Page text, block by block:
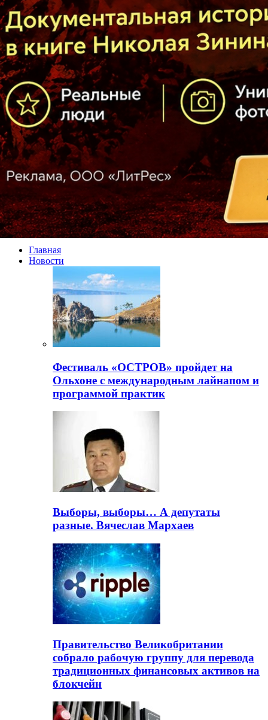
Главная
Новости
Фестиваль «ОСТРОВ» пройдет на
Ольхоне с международным лайнапом и
программой практик
Выборы, выборы… А депутаты
разные. Вячеслав Мархаев
Правительство Великобритании
собрало рабочую группу для перевода
традиционных финансовых активов на
блокчейн